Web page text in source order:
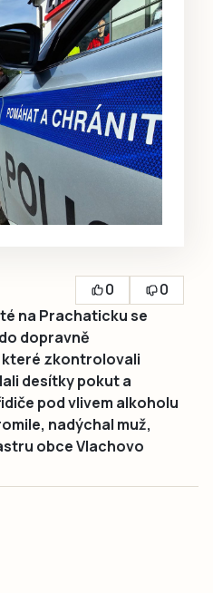
0
0
na Prachaticku se
dopravně
zkontrolovali
desítky pokut a
pod vlivem alkoholu
nadýchal muž,
obce Vlachovo